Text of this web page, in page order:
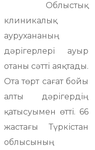
Облыстық
клиникалық
аурухананың
дәрігерлері ауыр
отаны сәтті аяқтады.
Ота төрт сағат бойы
алты дәрігердің
қатысуымен өтті. 66
жастағы Түркістан
облысының